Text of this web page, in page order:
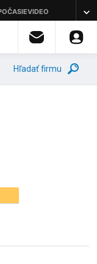
Hľadať firmu